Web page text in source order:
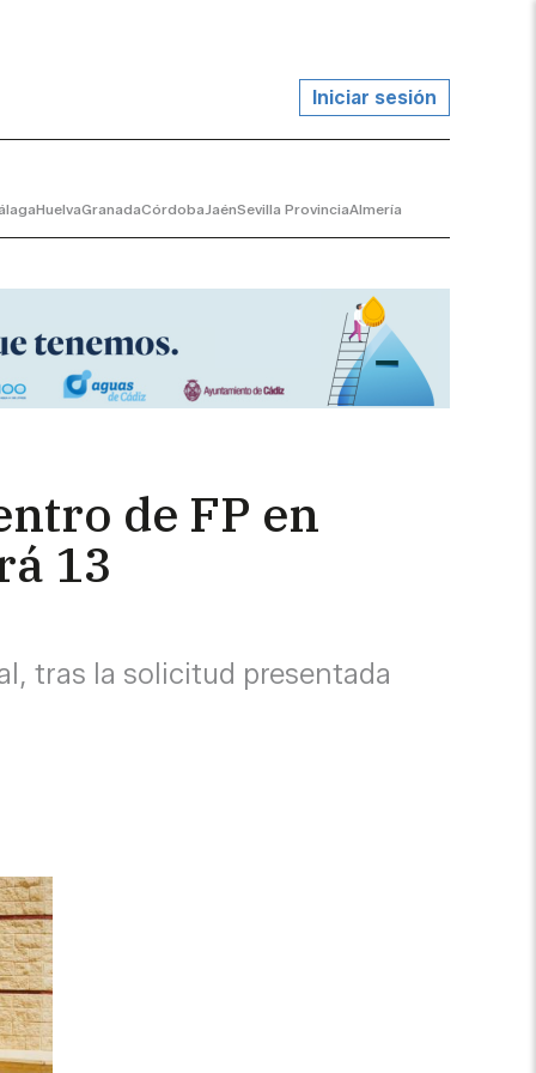
Iniciar sesión
HuelvaGranadaCórdobaJaénSevilla ProvinciaAlmería
de FP en
13
tras la solicitud presentada